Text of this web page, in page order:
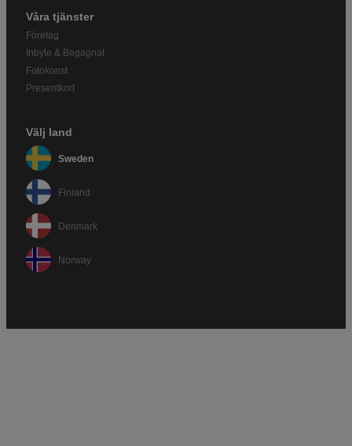
Våra tjänster
Företag
Inbyte & Begagnat
Fotokonst
Presentkort
Välj land
Sweden
Finland
Denmark
Norway